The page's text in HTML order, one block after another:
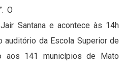
O
Santana e acontece às 14h
da Escola Superior de
aos 141 municípios de Mato